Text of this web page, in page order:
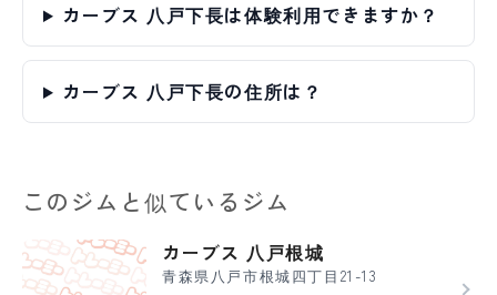
カーブス 八戸下長は体験利用できますか？
カーブス 八戸下長の住所は？
このジムと似ているジム
カーブス 八戸根城
青森県八戸市根城四丁目21-13